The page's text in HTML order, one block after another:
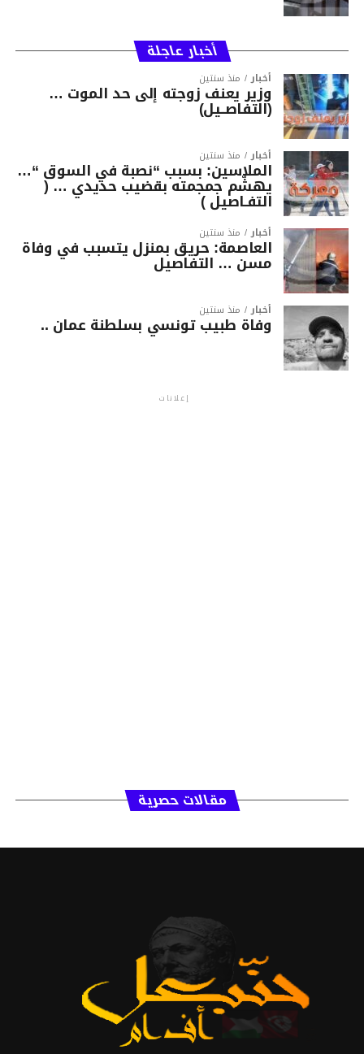
أخبار عاجلة
أخبار منذ سنتين
وزير يعنف زوجته إلى حد الموت …
(التفاصــيل)
أخبار منذ سنتين
الملاسين: بسبب “نصبة في السوق “…
يهشّم جمجمته بقضيب حديدي … (
التفـاصيل )
أخبار منذ سنتين
العاصمة: حريق بمنزل يتسبب في وفاة
مسن … التفاصيل
أخبار منذ سنتين
وفاة طبيب تونسي بسلطنة عمان ..
إعلانات
مقالات حصرية